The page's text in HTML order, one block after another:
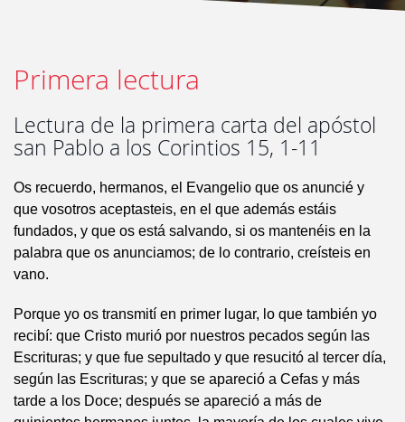
Primera lectura
Lectura de la primera carta del apóstol
san Pablo a los Corintios 15, 1-11
Os recuerdo, hermanos, el Evangelio que os anuncié y
que vosotros aceptasteis, en el que además estáis
fundados, y que os está salvando, si os mantenéis en la
palabra que os anunciamos; de lo contrario, creísteis en
vano.
Porque yo os transmití en primer lugar, lo que también yo
recibí: que Cristo murió por nuestros pecados según las
Escrituras; y que fue sepultado y que resucitó al tercer día,
según las Escrituras; y que se apareció a Cefas y más
tarde a los Doce; después se apareció a más de